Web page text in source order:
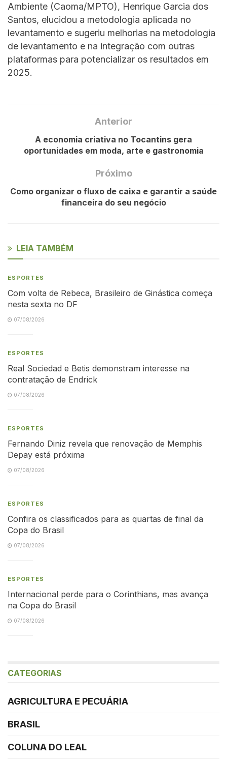
Ambiente (Caoma/MPTO), Henrique Garcia dos
Santos, elucidou a metodologia aplicada no
levantamento e sugeriu melhorias na metodologia
de levantamento e na integração com outras
plataformas para potencializar os resultados em
2025.
Anterior
A economia criativa no Tocantins gera
oportunidades em moda, arte e gastronomia
Próximo
Como organizar o fluxo de caixa e garantir a saúde
financeira do seu negócio
LEIA TAMBÉM
ESPORTES
Com volta de Rebeca, Brasileiro de Ginástica começa
nesta sexta no DF
07/08/2026
ESPORTES
Real Sociedad e Betis demonstram interesse na
contratação de Endrick
07/08/2026
ESPORTES
Fernando Diniz revela que renovação de Memphis
Depay está próxima
07/08/2026
ESPORTES
Confira os classificados para as quartas de final da
Copa do Brasil
07/08/2026
ESPORTES
Internacional perde para o Corinthians, mas avança
na Copa do Brasil
07/08/2026
CATEGORIAS
AGRICULTURA E PECUÁRIA
BRASIL
COLUNA DO LEAL